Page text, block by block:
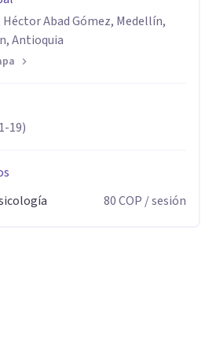
Abad Gómez, Medellín,
Antioquia
19)
80COP / sesión